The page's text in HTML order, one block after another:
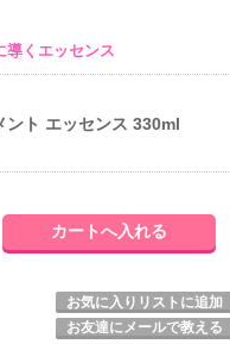
導くエッセンス
ント エッセンス 330ml
お気に入りリストに追加
お友達にメールで教える